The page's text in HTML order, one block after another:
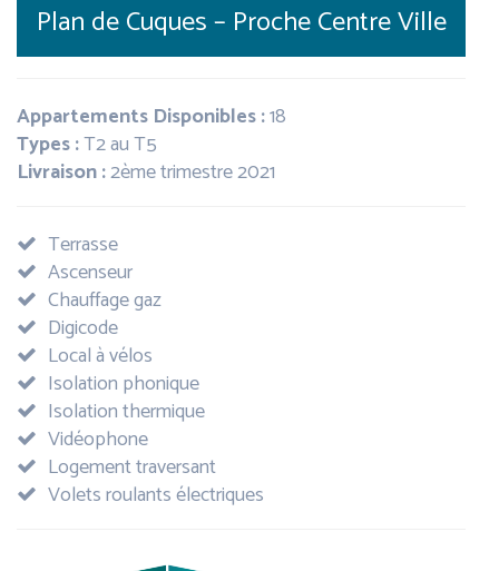
Plan de Cuques– Proche Centre Ville
Appartements Disponibles :18
Types :T2 au T5
Livraison :2ème trimestre 2021
Terrasse
Ascenseur
Chauffage gaz
Digicode
Local à vélos
Isolation phonique
Isolation thermique
Vidéophone
Logement traversant
Volets roulants électriques